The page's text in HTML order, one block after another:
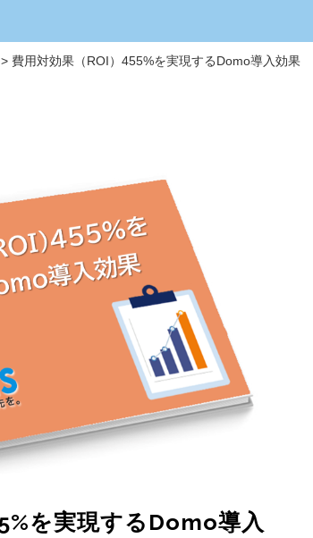
> 費用対効果（ROI）455%を実現するDomo導入効果
を実現するDomo導入